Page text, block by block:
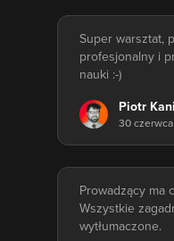
Super warsztat,
profesjonalny i
nauki :-)
Piotr
30
Prowadzący ma
Wszystkie
wytłumaczone.